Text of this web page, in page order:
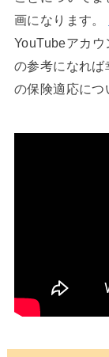
画になります。
YouTubeアカ
の参考になれ
の保険適応につ